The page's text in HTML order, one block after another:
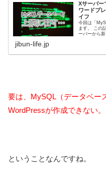
Xサーバー
ワードプ
イフ
今回は「
ます。 この
ーバーから
jibun-life.jp
要は、MySQL（データベー
WordPressが作成できない。
ということなんですね。